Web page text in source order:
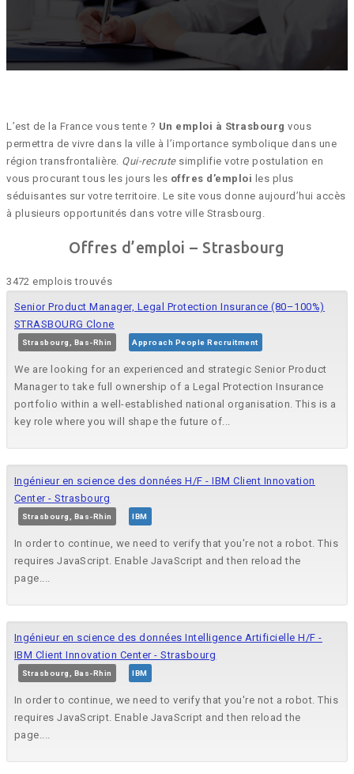
L’est de la France vous tente ? Un emploi à Strasbourg vous
permettra de vivre dans la ville à l’importance symbolique dans une
région transfrontalière. Qui-recrute simplifie votre postulation en
vous procurant tous les jours les offres d’emploi les plus
séduisantes sur votre territoire. Le site vous donne aujourd’hui accès
à plusieurs opportunités dans votre ville Strasbourg.
Offres d’emploi – Strasbourg
3472 emplois trouvés
Senior Product Manager, Legal Protection Insurance (80–100%)
STRASBOURG Clone
Strasbourg, Bas-Rhin Approach People Recruitment
We are looking for an experienced and strategic Senior Product
Manager to take full ownership of a Legal Protection Insurance
portfolio within a well-established national organisation. This is a
key role where you will shape the future of...
Ingénieur en science des données H/F - IBM Client Innovation
Center - Strasbourg
Strasbourg, Bas-Rhin IBM
In order to continue, we need to verify that you're not a robot. This
requires JavaScript. Enable JavaScript and then reload the
page....
Ingénieur en science des données Intelligence Artificielle H/F -
IBM Client Innovation Center - Strasbourg
Strasbourg, Bas-Rhin IBM
In order to continue, we need to verify that you're not a robot. This
requires JavaScript. Enable JavaScript and then reload the
page....